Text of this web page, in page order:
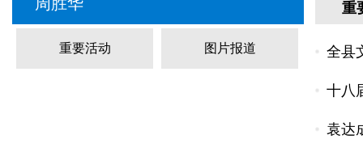
重要活动 图片报道
重
全县
十八
袁达